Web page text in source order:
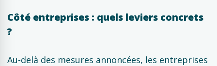
Côté entreprises : quels leviers concrets
?
Au-delà des mesures annoncées, les entreprises